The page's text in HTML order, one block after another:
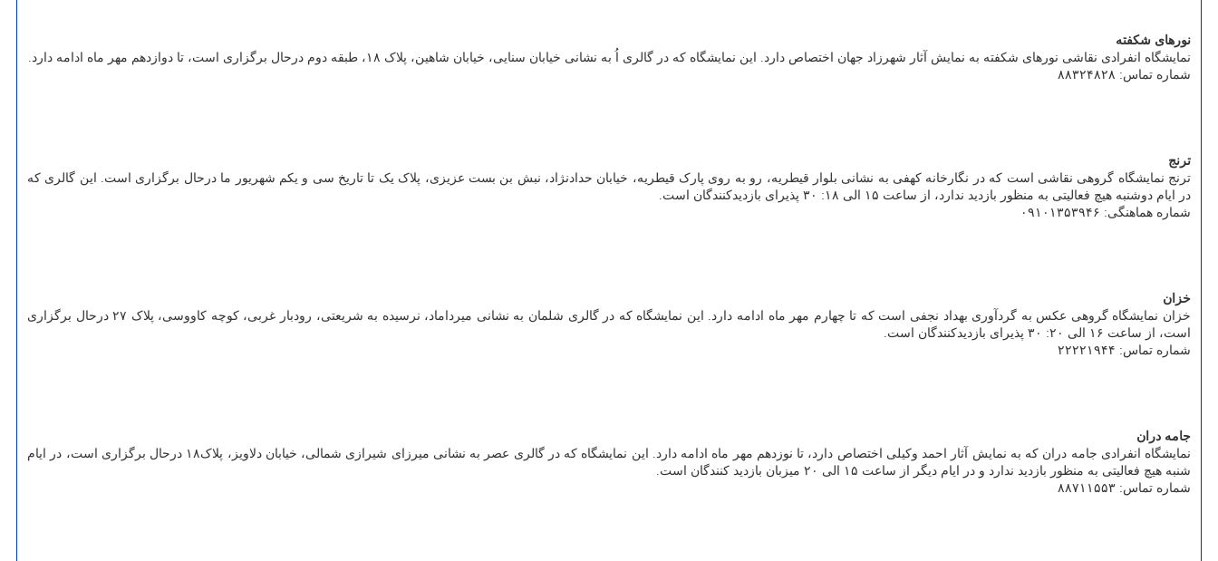
نورهای شکفته
نمایشگاه انفرادی نقاشی نورهای شکفته به نمایش آثار شهرزاد جهان اختصاص دارد. این نمایشگاه که در گالری اُ به نشانی خیابان سنایی، خیابان شاهین، پلاک ۱۸، طبقه دوم درحال برگزاری است، تا دوازدهم مهر ماه ادامه دارد.
شماره تماس: ۸۸۳۲۴۸۲۸
ترنج
ترنج نمایشگاه گروهی نقاشی است که در نگارخانه کهفی به نشانی بلوار قیطریه، رو به روی پارک قیطریه، خیابان حدادنژاد، نبش بن بست عزیزی، پلاک یک تا تاریخ سی و یکم شهریور ما درحال برگزاری است. این گالری که
در ایام دوشنبه هیچ فعالیتی به منظور بازدید ندارد، از ساعت ۱۵ الی ۱۸: ۳۰ پذیرای بازدیدکنندگان است.
شماره هماهنگی: ۰۹۱۰۱۳۵۳۹۴۶
خزان
خزان نمایشگاه گروهی عکس به گردآوری بهداد نجفی است که تا چهارم مهر ماه ادامه دارد. این نمایشگاه که در گالری شلمان به نشانی میرداماد، نرسیده به شریعتی، رودبار غربی، کوچه کاووسی، پلاک ۲۷ درحال برگزاری
است، از ساعت ۱۶ الی ۲۰: ۳۰ پذیرای بازدیدکنندگان است.
شماره تماس: ۲۲۲۲۱۹۴۴
جامه دران
نمایشگاه انفرادی جامه دران که به نمایش آثار احمد وکیلی اختصاص دارد، تا نوزدهم مهر ماه ادامه دارد. این نمایشگاه که در گالری عصر به نشانی میرزای شیرازی شمالی، خیابان دلاویز، پلاک۱۸ درحال برگزاری است، در ایام
شنبه هیچ فعالیتی به منظور بازدید ندارد و در ایام دیگر از ساعت ۱۵ الی ۲۰ میزبان بازدید کنندگان است.
شماره تماس: ۸۸۷۱۱۵۵۳